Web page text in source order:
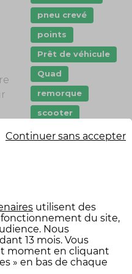
pneu crevé
points
Prêt de véhicule
Quad
remorque
scooter
stationnement
Équipement
économies
équipement
voiture
utilisent des
du site,
Nous
13 mois. Vous
moment en cliquant
» en bas de chaque
Continuer sans accepter